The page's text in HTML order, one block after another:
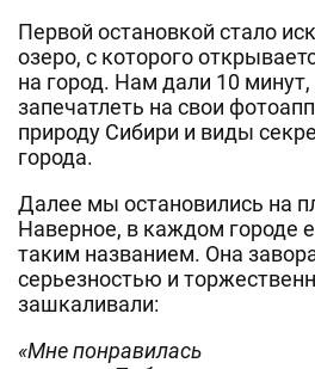
Первой остановкой стало
озеро, с которого
на город. Нам дали 10
запечатлеть на свои
природу Сибири и виды
города.
Далее мы остановились на
Наверное, в каждом городе
таким названием. Она
серьезностью и
зашкаливали:
«Мне понравилась